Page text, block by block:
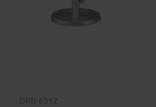
DRB-6312